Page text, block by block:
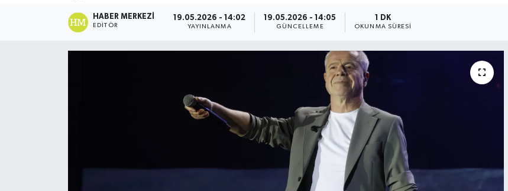
HABER MERKEZI
EDITÖR
19.05.2026 - 14:02
YAYINLANMA
19.05.2026 - 14:05
GÜNCELLEME
1 DK
OKUNMA SÜRESI